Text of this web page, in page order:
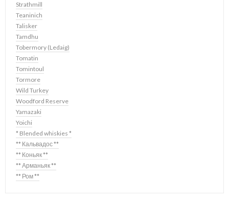
Strathmill
Teaninich
Talisker
Tamdhu
Tobermory (Ledaig)
Tomatin
Tomintoul
Tormore
Wild Turkey
Woodford Reserve
Yamazaki
Yoichi
* Blended whiskies *
** Кальвадос **
** Коньяк **
** Арманьяк **
** Ром **